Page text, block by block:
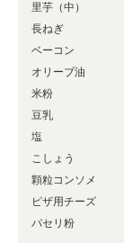
里芋（中）
長ねぎ
ベーコン
オリーブ油
米粉
豆乳
塩
こしょう
顆粒コンソメ
ピザ用チーズ
パセリ粉